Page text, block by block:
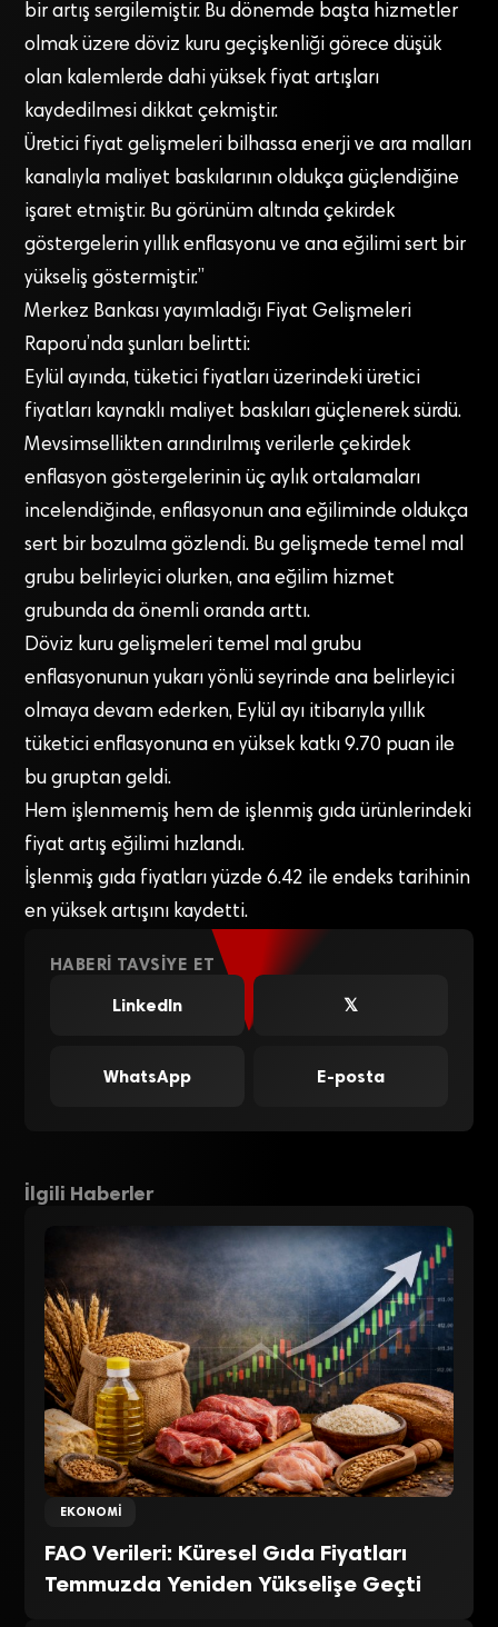
bir artış sergilemiştir. Bu dönemde başta hizmetler
olmak üzere döviz kuru geçişkenliği görece düşük
olan kalemlerde dahi yüksek fiyat artışları
kaydedilmesi dikkat çekmiştir.
Üretici fiyat gelişmeleri bilhassa enerji ve ara malları
kanalıyla maliyet baskılarının oldukça güçlendiğine
işaret etmiştir. Bu görünüm altında çekirdek
göstergelerin yıllık enflasyonu ve ana eğilimi sert bir
yükseliş göstermiştir.”
Merkez Bankası yayımladığı Fiyat Gelişmeleri
Raporu’nda şunları belirtti:
Eylül ayında, tüketici fiyatları üzerindeki üretici
fiyatları kaynaklı maliyet baskıları güçlenerek sürdü.
Mevsimsellikten arındırılmış verilerle çekirdek
enflasyon göstergelerinin üç aylık ortalamaları
incelendiğinde, enflasyonun ana eğiliminde oldukça
sert bir bozulma gözlendi. Bu gelişmede temel mal
grubu belirleyici olurken, ana eğilim hizmet
grubunda da önemli oranda arttı.
Döviz kuru gelişmeleri temel mal grubu
enflasyonunun yukarı yönlü seyrinde ana belirleyici
olmaya devam ederken, Eylül ayı itibarıyla yıllık
tüketici enflasyonuna en yüksek katkı 9.70 puan ile
bu gruptan geldi.
Hem işlenmemiş hem de işlenmiş gıda ürünlerindeki
fiyat artış eğilimi hızlandı.
İşlenmiş gıda fiyatları yüzde 6.42 ile endeks tarihinin
en yüksek artışını kaydetti.
HABERI TAVSIYE ET
LinkedIn
𝕏
WhatsApp E-posta
İlgili Haberler
EKONOMI
FAO Verileri: Küresel Gıda Fiyatları
Temmuzda Yeniden Yükselişe Geçti